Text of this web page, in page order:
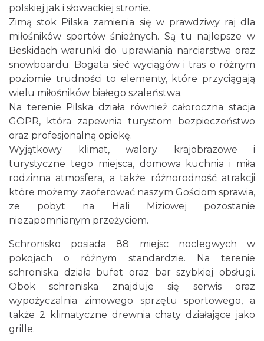
polskiej jak i słowackiej stronie.
Zimą stok Pilska zamienia się w prawdziwy raj dla
miłośników sportów śnieżnych. Są tu najlepsze w
Beskidach warunki do uprawiania narciarstwa oraz
snowboardu. Bogata sieć wyciągów i tras o różnym
poziomie trudności to elementy, które przyciągają
wielu miłośników białego szaleństwa.
Na terenie Pilska działa również całoroczna stacja
GOPR, która zapewnia turystom bezpieczeństwo
oraz profesjonalną opiekę.
Wyjątkowy klimat, walory krajobrazowe i
turystyczne tego miejsca, domowa kuchnia i miła
rodzinna atmosfera, a także różnorodność atrakcji
które możemy zaoferować naszym Gościom sprawia,
ze pobyt na Hali Miziowej pozostanie
niezapomnianym przeżyciem.
Schronisko posiada 88 miejsc noclegwych w
pokojach o różnym standardzie. Na terenie
schroniska działa bufet oraz bar szybkiej obsługi.
Obok schroniska znajduje się serwis oraz
wypożyczalnia zimowego sprzętu sportowego, a
także 2 klimatyczne drewnia chaty działające jako
grille.